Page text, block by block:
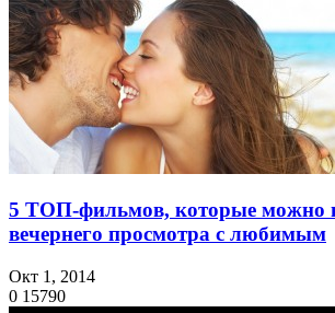
5 ТОП-фильмов, которые можно
вечернего просмотра с любимым
Окт 1, 2014
0 15790